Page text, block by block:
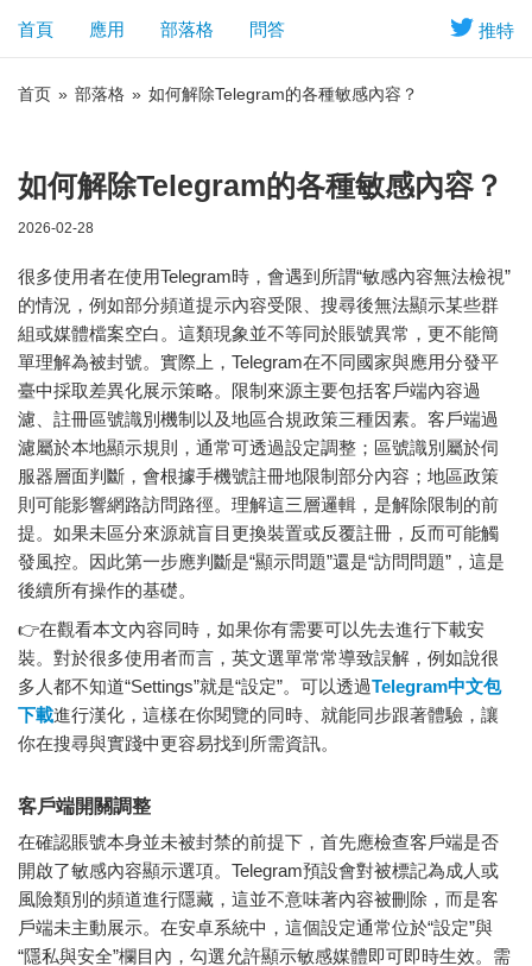
推特
首頁 應用 部落格 問答
首页 » 部落格 » 如何解除Telegram的各種敏感內容？
如何解除Telegram的各種敏感內容？
2026-02-28
很多使用者在使用Telegram時，會遇到所謂“敏感內容無法檢視”
的情況，例如部分頻道提示內容受限、搜尋後無法顯示某些群
組或媒體檔案空白。這類現象並不等同於賬號異常，更不能簡
單理解為被封號。實際上，Telegram在不同國家與應用分發平
臺中採取差異化展示策略。限制來源主要包括客戶端內容過
濾、註冊區號識別機制以及地區合規政策三種因素。客戶端過
濾屬於本地顯示規則，通常可透過設定調整；區號識別屬於伺
服器層面判斷，會根據手機號註冊地限制部分內容；地區政策
則可能影響網路訪問路徑。理解這三層邏輯，是解除限制的前
提。如果未區分來源就盲目更換裝置或反覆註冊，反而可能觸
發風控。因此第一步應判斷是“顯示問題”還是“訪問問題”，這是
後續所有操作的基礎。
👉在觀看本文內容同時，如果你有需要可以先去進行下載安
裝。對於很多使用者而言，英文選單常常導致誤解，例如說很
多人都不知道“Settings”就是“設定”。可以透過Telegram中文包
下載進行漢化，這樣在你閱覽的同時、就能同步跟著體驗，讓
你在搜尋與實踐中更容易找到所需資訊。
客戶端開關調整
在確認賬號本身並未被封禁的前提下，首先應檢查客戶端是否
開啟了敏感內容顯示選項。Telegram預設會對被標記為成人或
風險類別的頻道進行隱藏，這並不意味著內容被刪除，而是客
戶端未主動展示。在安卓系統中，這個設定通常位於“設定”與
“隱私與安全”欄目內，勾選允許顯示敏感媒體即可即時生效。需